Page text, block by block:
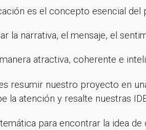
es el concepto esencial
la narrativa, el mensaje, el
atractiva, coherente e
resumir nuestro proyecto en
la atención y resalte nuestras
para encontrar la idea